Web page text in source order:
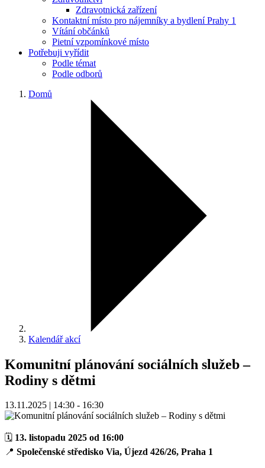
Zdravotnická zařízení
Kontaktní místo pro nájemníky a bydlení Prahy 1
Vítání občánků
Pietní vzpomínkové místo
Potřebuji vyřídit
Podle témat
Podle odborů
Domů
Kalendář akcí
Komunitní plánování sociálních služeb –
Rodiny s dětmi
13.11.2025 | 14:30 - 16:30
🗓 13. listopadu 2025 od 16:00
📍 Společenské středisko Via, Újezd 426/26, Praha 1